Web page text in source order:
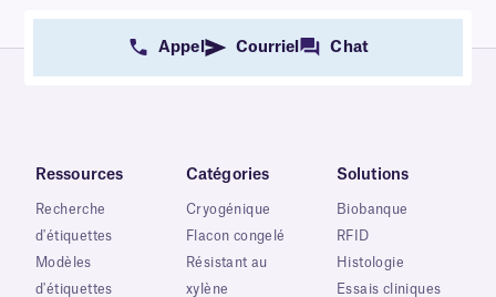
Appel Courriel Chat
Ressources
Recherche
d'étiquettes
Modèles
d'étiquettes
Catégories
Cryogénique
Flacon congelé
Résistant au
xylène
Solutions
Biobanque
RFID
Histologie
Essais cliniques